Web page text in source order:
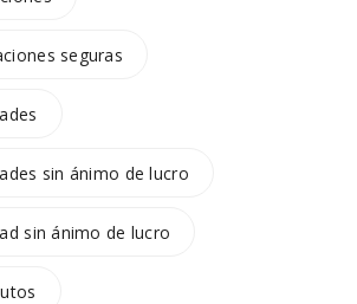
seguras
sin ánimo de lucro
sin ánimo de lucro